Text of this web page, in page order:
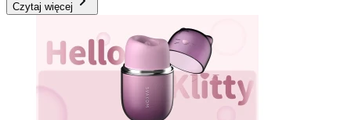
Czytaj więcej